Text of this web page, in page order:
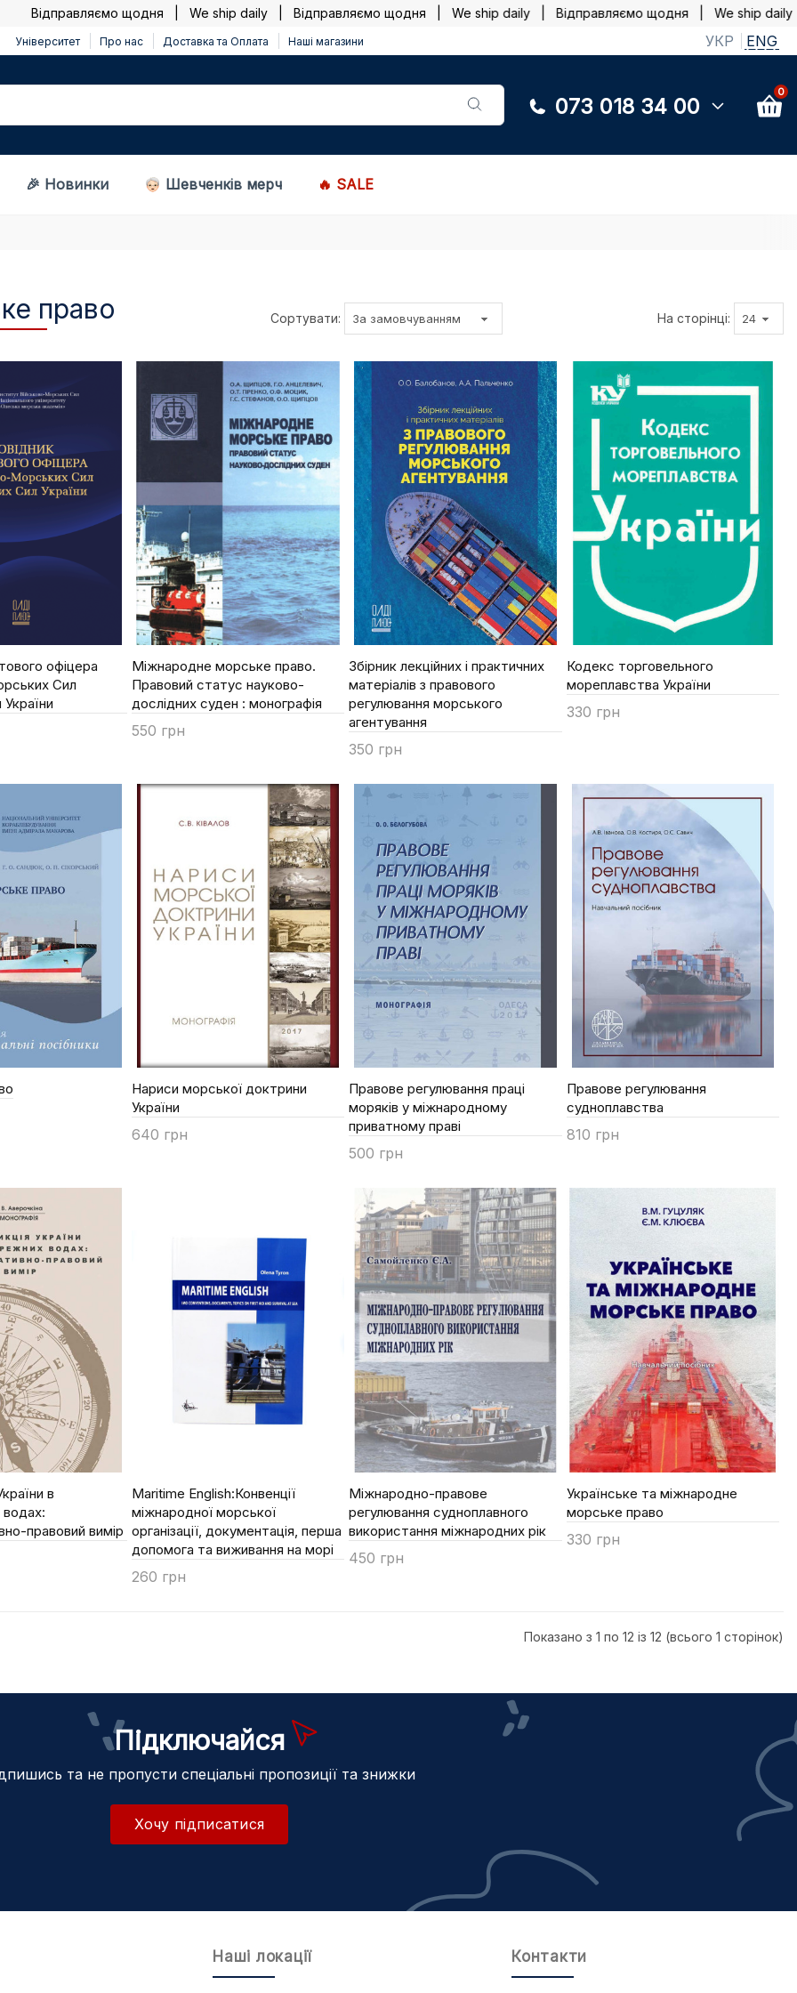
Відправляємо щодня | We ship daily | Відправляємо щодня | We ship daily | Відправляємо щодня | We ship daily
Університет Про нас Доставка та Оплата Наші магазини УКР ENG
073 018 34 00
0
🎉 Новинки Шевченків мерч 🔥 SALE
право Сортувати: На сторінці:
офіцера
Сил
Міжнародне морське право.
Правовий статус науково-
дослідних суден : монографія
550 грн
Збірник лекційних і практичних
матеріалів з правового
регулювання морського
агентування
350 грн
Кодекс торговельного
мореплавства України
330 грн
Нариси морської доктрини
України
640 грн
Правове регулювання праці
моряків у міжнародному
приватному праві
500 грн
Правове регулювання
судноплавства
810 грн
в
правовий вимір
Maritime English:Конвенції
міжнародної морської
організації, документація, перша
допомога та виживання на морі
260 грн
Міжнародно-правове
регулювання судноплавного
використання міжнародних рік
450 грн
Українське та міжнародне
морське право
330 грн
Показано з 1 по 12 із 12 (всього 1 сторінок)
Підключайся
та не пропусти спеціальні пропозиції та знижки
Хочу підписатися
Наші локації Контакти